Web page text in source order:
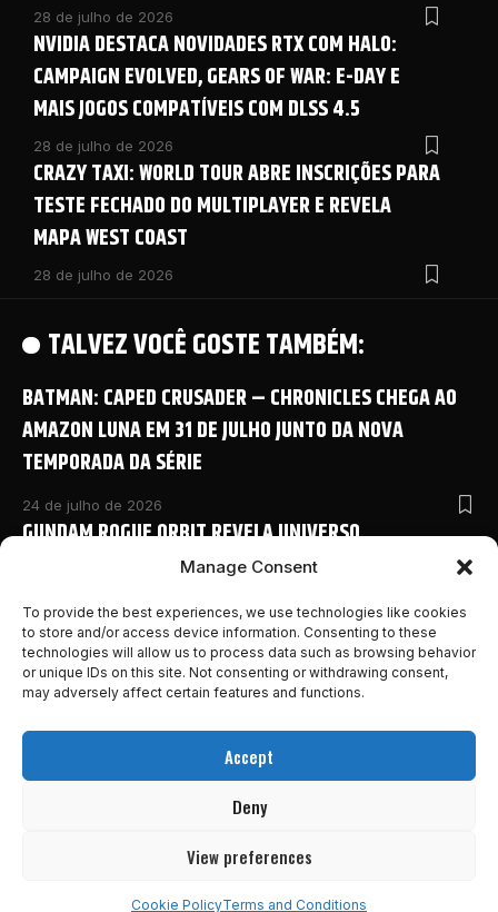
Manage Consent
To provide the best experiences, we use technologies like cookies
to store and/or access device information. Consenting to these
technologies will allow us to process data such as browsing behavior
or unique IDs on this site. Not consenting or withdrawing consent,
may adversely affect certain features and functions.
Accept
Deny
View preferences
Cookie PolicyTerms and Conditions
28 de julho de 2026
NVIDIA DESTACA NOVIDADES RTX COM HALO:
CAMPAIGN EVOLVED, GEARS OF WAR: E-DAY E
MAIS JOGOS COMPATÍVEIS COM DLSS 4.5
28 de julho de 2026
CRAZY TAXI: WORLD TOUR ABRE INSCRIÇÕES PARA
TESTE FECHADO DO MULTIPLAYER E REVELA
MAPA WEST COAST
28 de julho de 2026
TALVEZ VOCÊ GOSTE TAMBÉM:
BATMAN: CAPED CRUSADER – CHRONICLES CHEGA AO
AMAZON LUNA EM 31 DE JULHO JUNTO DA NOVA
TEMPORADA DA SÉRIE
24 de julho de 2026
GUNDAM ROGUE ORBIT REVELA UNIVERSO
COMPARTILHADO COM NOVO ANIME E DETALHES
24 de julho de 2026
MONSTER HUNTER OUTLANDERS ABRE PRÉ-REGISTRO E
REVELA NOVOS DETALHES DA AVENTURA MOBILE DA
FRANQUIA
24 de julho de 2026
MARVEL’S WOLVERINE GANHA NOVO E INSANO TRAILER